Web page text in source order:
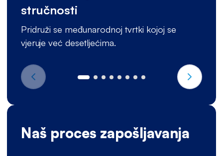
stručnosti
Pridruži se međunarodnoj tvrtki kojoj se
vjeruje već desetljećima.
Naš proces zapošljavanja